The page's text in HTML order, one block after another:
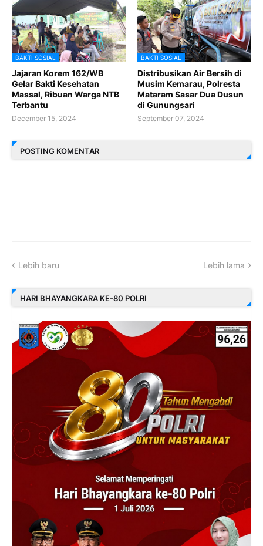
BAKTI SOSIAL
Jajaran Korem 162/WB
Gelar Bakti Kesehatan
Massal, Ribuan Warga NTB
Terbantu
December 15, 2024
BAKTI SOSIAL
Distribusikan Air Bersih di
Musim Kemarau, Polresta
Mataram Sasar Dua Dusun
di Gunungsari
September 07, 2024
POSTING KOMENTAR
Lebih baru Lebih lama
HARI BHAYANGKARA KE-80 POLRI